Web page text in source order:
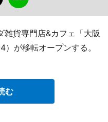
雑貨専門店&カフェ「大阪
が移転オープンする。
む